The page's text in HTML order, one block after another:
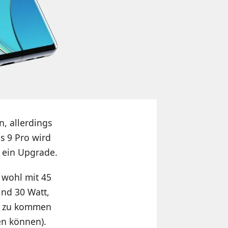
allerdings
9 Pro wird
Upgrade.
mit 45
30 Watt,
kommen
können).